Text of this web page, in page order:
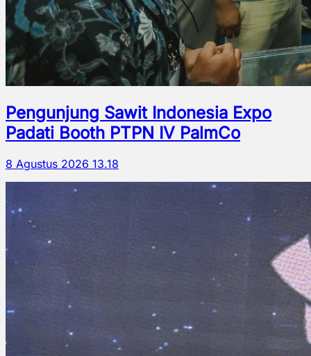
Pengunjung Sawit Indonesia Expo
Padati Booth PTPN IV PalmCo
8 Agustus 2026 13.18